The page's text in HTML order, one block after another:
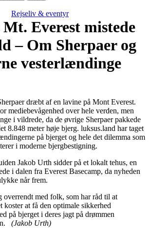
Rejseliv & eventyr
Mt. Everest mistede
– Om Sherpaer og
vesterlændinge
dræbt af en lavine på Mont Everest.
mediebevågenhed over hele verden, men
i vildrede, da de øvrige Sherpaer pakkede
8.848 meter høje bjerg. luksus.land har taget
på bjerget og hele det dilemma som
i moderne bjergbestigning.
Jakob Urth sidder på et lokalt tehus, en
i dalen fra Everest Basecamp, da nyheden
når frem.
overrendt med folk, som har råd til at
koster at få den optimale sikkerhed
på bjerget i deres jagt på drømmen
(Jakob Urth)